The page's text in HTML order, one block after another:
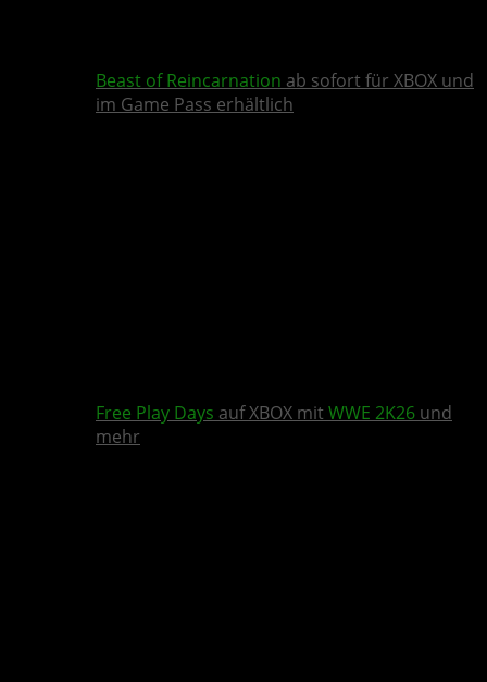
Beast of Reincarnation ab sofort für XBOX und
im Game Pass erhältlich
Free Play Days auf XBOX mit WWE 2K26 und
mehr